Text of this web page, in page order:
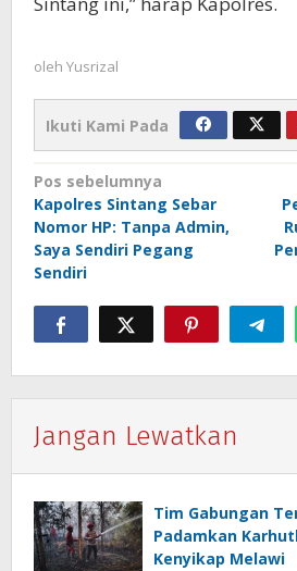
oleh Yusrizal
Ikuti Kami Pada
Navigasi
pos
Pos sebelumnya
Kapolres Sintang Sebar
Nomor HP: Tanpa Admin,
Saya Sendiri Pegang
Sendiri
Jangan Lewatkan
Tim Gabungan
Padamkan
Kenyikap Melawi